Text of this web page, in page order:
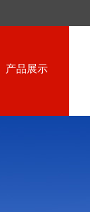
产品展示